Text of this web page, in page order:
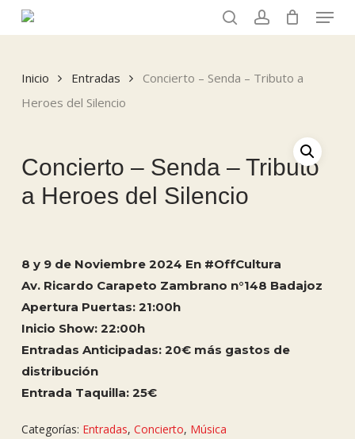
to
content
searchaccount
Menu
Inicio Entradas
Concierto – Senda – Tributo a
Heroes del Silencio
Concierto – Senda – Tributo
a Heroes del Silencio
8 y 9 de Noviembre 2024 En #OffCultura
Av. Ricardo Carapeto Zambrano n°148 Badajoz
Apertura Puertas: 21:00h
Inicio Show: 22:00h
Entradas Anticipadas: 20€ más gastos de
distribución
Entrada Taquilla: 25€
Categorías: Entradas, Concierto, Música